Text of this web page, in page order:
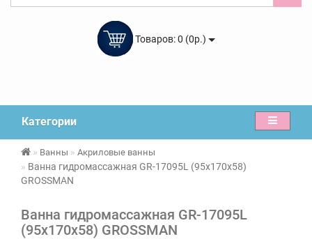
Товаров: 0 (0р.)
Категории
Ванны Акриловые ванны
Ванна гидромассажная GR-17095L (95x170x58)
GROSSMAN
Ванна гидромассажная GR-17095L
(95x170x58) GROSSMAN